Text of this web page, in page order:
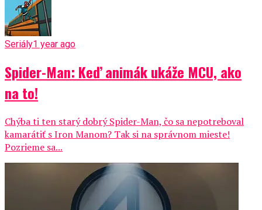
Seriály1 year ago
Spider-Man: Keď animák ukáže MCU, ako
na to!
Chýba ti ten starý dobrý Spider-Man, čo sa nepotreboval
kamarátiť s Iron Manom? Tak si na správnom mieste!
Pozrieme sa...